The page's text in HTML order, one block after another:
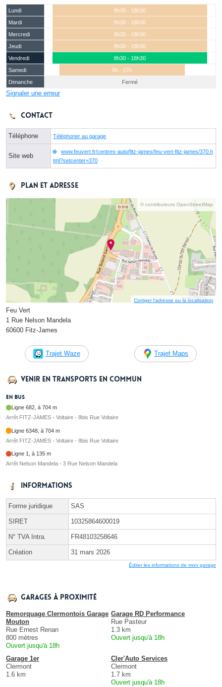
Lundi
8h30 - 18h30
Mardi
8h30 - 18h30
Mercredi
8h30 - 18h30
Jeudi
8h30 - 18h30
Vendredi
8h30 - 18h30
Samedi
9h - 17h
Dimanche
Fermé
Signaler une erreur
Contact
Téléphone Téléphoner au garage
Site web
www.feuvert.fr/centres-auto/fitz-james/feu-vert-fitz-james/370.h
tml?setcenter=370
Plan et adresse
© contributeurs OpenStreetMap
Corriger l’adresse ou la localisation
Feu Vert
1 Rue Nelson Mandela
60600 Fitz-James
Trajet Waze Trajet Maps
Venir en transports en commun
En bus
Ligne 682, à 704 m
Arrêt FITZ-JAMES - Voltaire - 8bis Rue Voltaire
Ligne 6348, à 704 m
Arrêt FITZ-JAMES - Voltaire - 8bis Rue Voltaire
Ligne 1, à 135 m
Arrêt Nelson Mandela - 3 Rue Nelson Mandela
Informations
Forme juridique SAS
SIRET 10325864600019
N° TVA Intra. FR48103258646
Création 31 mars 2026
Éditer les informations de mon garage
Garages à proximité
Remorquage Clermontois Garage
Mouton
Rue Ernest Renan
800 mètres
Ouvert jusqu'à 18h
Garage RD Performance
Rue Pasteur
1.3 km
Ouvert jusqu'à 18h
Garage 1er
Clermont
1.6 km
Cler'Auto Services
Clermont
1.7 km
Ouvert jusqu'à 18h